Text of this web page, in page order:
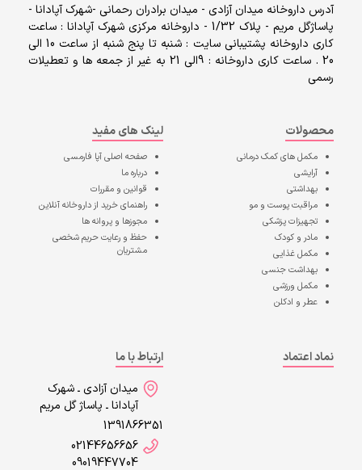
آدرس داروخانه میدان آزادی - میدان برادران رحمانی -شهرک آپادانا -
پاساژگل مریم - پلاک 1/32 - داروخانه مرکزی شهرک آپادانا : ساعت
کاری داروخانه پشتیبانی سایت : شنبه تا پنج شنبه از ساعت 10 الی
20 . ساعت کاری داروخانه : 9الی 21 به غیر از جمعه ها و تعطیلات
رسمی
محصولات
مکمل های کمک درمانی
آرایشی
بهداشتی
مراقبت پوست و مو
تجهیزات پزشکی
مادر و کودک
مکمل غذایی
بهداشت جنسی
مکمل ورزشی
عطر و ادکلن
لینک های مفید
صفحه اصلیآپا فارمسی
درباره ما
قوانین و مقررات
راهنمای خرید از داروخانه آنلاین
مجوزها و پروانه ها
حفظ و رعایت حریم شخصی
مشتریان
نماد اعتماد
ارتباط با ما
میدان آزادی ـ شهرک
آپادانا ـ پاساژ گل مریم
1391866351
02144656656
09019447704